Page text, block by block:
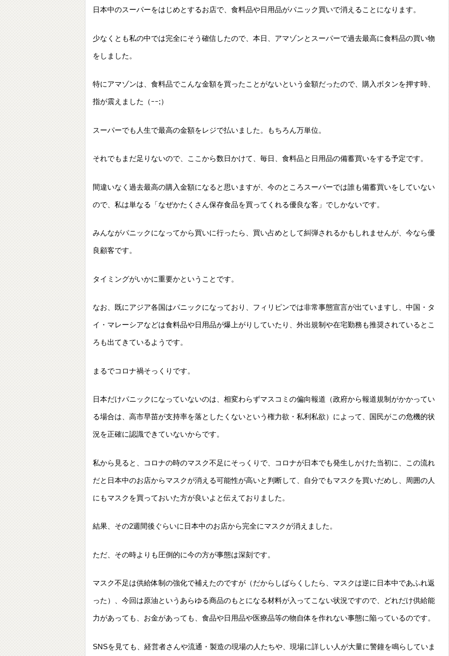
日本中のスーパーをはじめとするお店で、食料品や日用品がパニック買いで消えることになります。
少なくとも私の中では完全にそう確信したので、本日、アマゾンとスーパーで過去最高に食料品の買い物
をしました。
特にアマゾンは、食料品でこんな金額を買ったことがないという金額だったので、購入ボタンを押す時、
指が震えました（ｰｰ;）
スーパーでも人生で最高の金額をレジで払いました。もちろん万単位。
それでもまだ足りないので、ここから数日かけて、毎日、食料品と日用品の備蓄買いをする予定です。
間違いなく過去最高の購入金額になると思いますが、今のところスーパーでは誰も備蓄買いをしていない
ので、私は単なる「なぜかたくさん保存食品を買ってくれる優良な客」でしかないです。
みんながパニックになってから買いに行ったら、買い占めとして糾弾されるかもしれませんが、今なら優
良顧客です。
タイミングがいかに重要かということです。
なお、既にアジア各国はパニックになっており、フィリピンでは非常事態宣言が出ていますし、中国・タ
イ・マレーシアなどは食料品や日用品が爆上がりしていたり、外出規制や在宅勤務も推奨されているとこ
ろも出てきているようです。
まるでコロナ禍そっくりです。
日本だけパニックになっていないのは、相変わらずマスコミの偏向報道（政府から報道規制がかかってい
る場合は、高市早苗が支持率を落としたくないという権力欲・私利私欲）によって、国民がこの危機的状
況を正確に認識できていないからです。
私から見ると、コロナの時のマスク不足にそっくりで、コロナが日本でも発生しかけた当初に、この流れ
だと日本中のお店からマスクが消える可能性が高いと判断して、自分でもマスクを買いだめし、周囲の人
にもマスクを買っておいた方が良いよと伝えておりました。
結果、その2週間後ぐらいに日本中のお店から完全にマスクが消えました。
ただ、その時よりも圧倒的に今の方が事態は深刻です。
マスク不足は供給体制の強化で補えたのですが（だからしばらくしたら、マスクは逆に日本中であふれ返
った）、今回は原油というあらゆる商品のもとになる材料が入ってこない状況ですので、どれだけ供給能
力があっても、お金があっても、食品や日用品や医療品等の物自体を作れない事態に陥っているのです。
SNSを見ても、経営者さんや流通・製造の現場の人たちや、現場に詳しい人が大量に警鐘を鳴らしていま